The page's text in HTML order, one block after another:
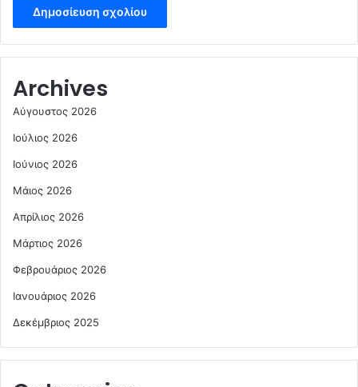
Archives
Αύγουστος 2026
Ιούλιος 2026
Ιούνιος 2026
Μάιος 2026
Απρίλιος 2026
Μάρτιος 2026
Φεβρουάριος 2026
Ιανουάριος 2026
Δεκέμβριος 2025